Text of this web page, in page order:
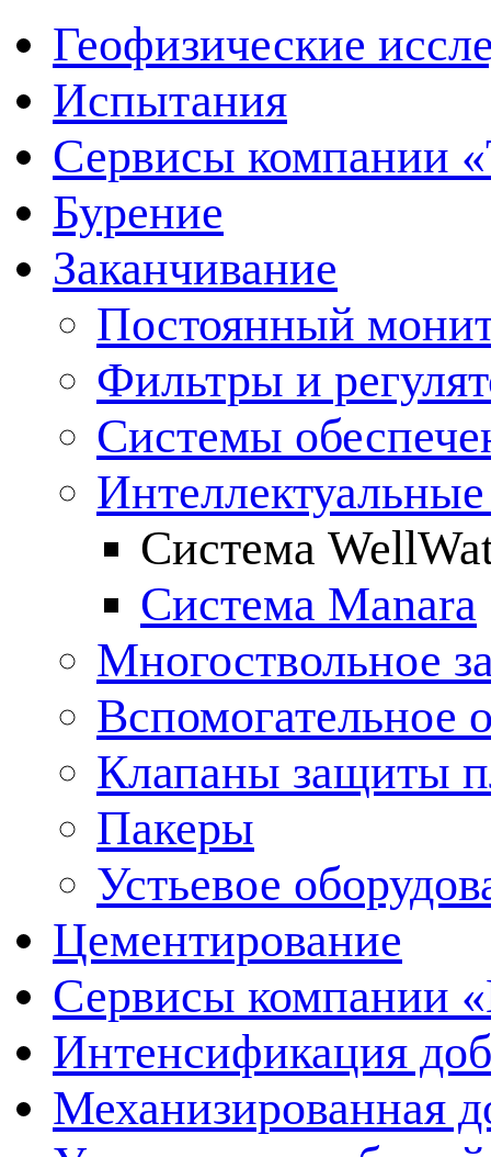
Геофизические
Испытания
Сервисы компании
Бурение
Заканчивание
Постоянный
Фильтры и
Cистемы
Система
Система Manara
Многоствольное
Вспомогательное
Клапаны защиты
Пакеры
Устьевое
Цементирование
Сервисы компании
Интенсификация
Механизированная